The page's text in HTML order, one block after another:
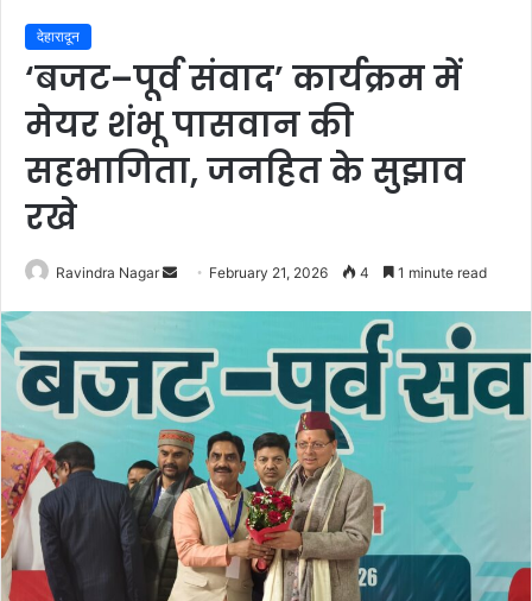
देहारादून
‘बजट–पूर्व संवाद’ कार्यक्रम में
मेयर शंभू पासवान की
सहभागिता, जनहित के सुझाव
रखे
Ravindra Nagar
Send February 21, 2026 4 1 minute read